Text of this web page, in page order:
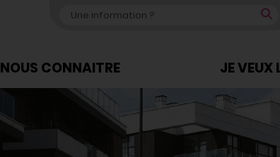
NOUS CONNAITRE JE VEUX